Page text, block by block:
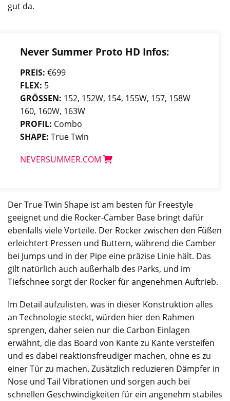
gut da.
Never Summer Proto HD Infos:
PREIS: €699
FLEX: 5
GRÖSSEN: 152, 152W, 154, 155W, 157, 158W
160, 160W, 163W
PROFIL: Combo
SHAPE: True Twin
NEVERSUMMER.COM
Der True Twin Shape ist am besten für Freestyle
geeignet und die Rocker-Camber Base bringt dafür
ebenfalls viele Vorteile. Der Rocker zwischen den Füßen
erleichtert Pressen und Buttern, während die Camber
bei Jumps und in der Pipe eine präzise Linie hält. Das
gilt natürlich auch außerhalb des Parks, und im
Tiefschnee sorgt der Rocker für angenehmen Auftrieb.
Im Detail aufzulisten, was in dieser Konstruktion alles
an Technologie steckt, würden hier den Rahmen
sprengen, daher seien nur die Carbon Einlagen
erwähnt, die das Board von Kante zu Kante versteifen
und es dabei reaktionsfreudiger machen, ohne es zu
einer Tür zu machen. Zusätzlich reduzieren Dämpfer in
Nose und Tail Vibrationen und sorgen auch bei
schnellen Geschwindigkeiten für ein angenehm stabiles